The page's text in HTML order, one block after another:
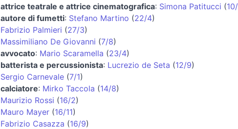
attrice teatrale e attrice cinematografica: Simona Patitucci (
autore di fumetti: Stefano Martino (22/4)
Fabrizio Palmieri (27/3)
Massimiliano De Giovanni (7/8)
avvocato: Mario Scaramella (23/4)
batterista e percussionista: Lucrezio de Seta (12/9)
Sergio Carnevale (7/1)
calciatore: Mirko Taccola (14/8)
Maurizio Rossi (16/2)
Mauro Mayer (16/11)
Fabrizio Casazza (16/9)